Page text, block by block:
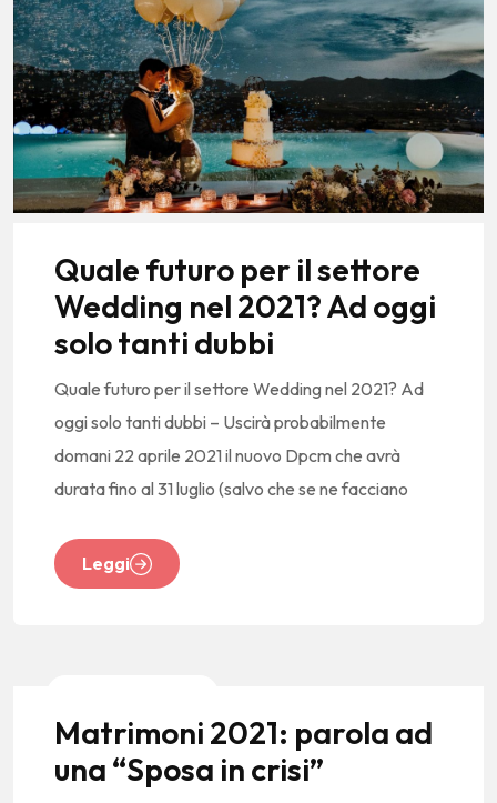
Quale futuro per il settore
Wedding nel 2021? Ad oggi
solo tanti dubbi
Quale futuro per il settore Wedding nel 2021? Ad
oggi solo tanti dubbi – Uscirà probabilmente
domani 22 aprile 2021 il nuovo Dpcm che avrà
durata fino al 31 luglio (salvo che se ne facciano
Leggi
Matrimoni 2021: parola ad
una “Sposa in crisi”